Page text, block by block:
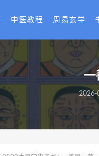
中医教程 周易玄学
一
2026-